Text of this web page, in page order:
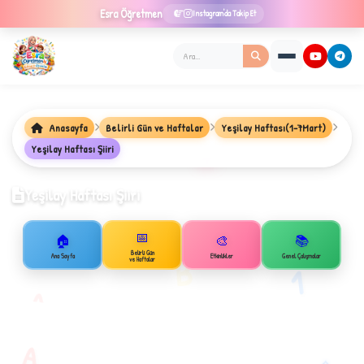
Esra Öğretmen Instagram'da Takip Et
B
Anasayfa Belirli Gün ve Haftalar
Yeşilay Haftası(1-7Mart)
Yeşilay Haftası Şiiri
Yeşilay Haftası Şiiri
🏠
Ana Sayfa
📅
Belirli Gün
ve Haftalar
🎨
Etkinlikler
📚
Genel Çalışmalar
1